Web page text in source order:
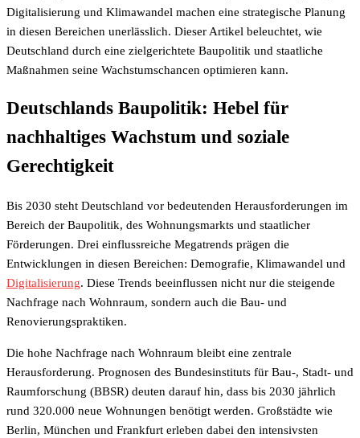
Digitalisierung und Klimawandel machen eine strategische Planung
in diesen Bereichen unerlässlich. Dieser Artikel beleuchtet, wie
Deutschland durch eine zielgerichtete Baupolitik und staatliche
Maßnahmen seine Wachstumschancen optimieren kann.
Deutschlands Baupolitik: Hebel für
nachhaltiges Wachstum und soziale
Gerechtigkeit
Bis 2030 steht Deutschland vor bedeutenden Herausforderungen im
Bereich der Baupolitik, des Wohnungsmarkts und staatlicher
Förderungen. Drei einflussreiche Megatrends prägen die
Entwicklungen in diesen Bereichen: Demografie, Klimawandel und
Digitalisierung. Diese Trends beeinflussen nicht nur die steigende
Nachfrage nach Wohnraum, sondern auch die Bau- und
Renovierungspraktiken.
Die hohe Nachfrage nach Wohnraum bleibt eine zentrale
Herausforderung. Prognosen des Bundesinstituts für Bau-, Stadt- und
Raumforschung (BBSR) deuten darauf hin, dass bis 2030 jährlich
rund 320.000 neue Wohnungen benötigt werden. Großstädte wie
Berlin, München und Frankfurt erleben dabei den intensivsten